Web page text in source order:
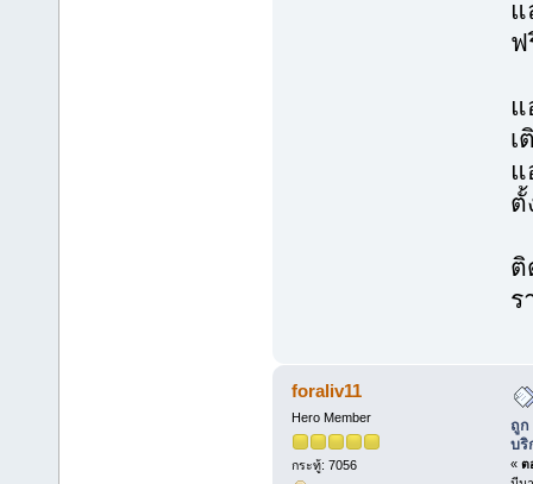
แ
ฟ
แ
เ
แ
ตั้
ติ
ร
foraliv11
Hero Member
กระทู้: 7056
ถูก
บริ
« ต